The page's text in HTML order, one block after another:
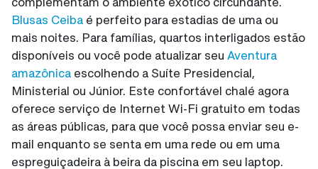
Blusas Ceiba é perfeito para estadias de uma ou
mais noites. Para famílias, quartos interligados estão
disponíveis ou você pode atualizar seu Aventura
amazônica escolhendo a Suíte Presidencial,
Ministerial ou Júnior. Este confortável chalé agora
oferece serviço de Internet Wi-Fi gratuito em todas
as áreas públicas, para que você possa enviar seu e-
mail enquanto se senta em uma rede ou em uma
espreguiçadeira à beira da piscina em seu laptop.